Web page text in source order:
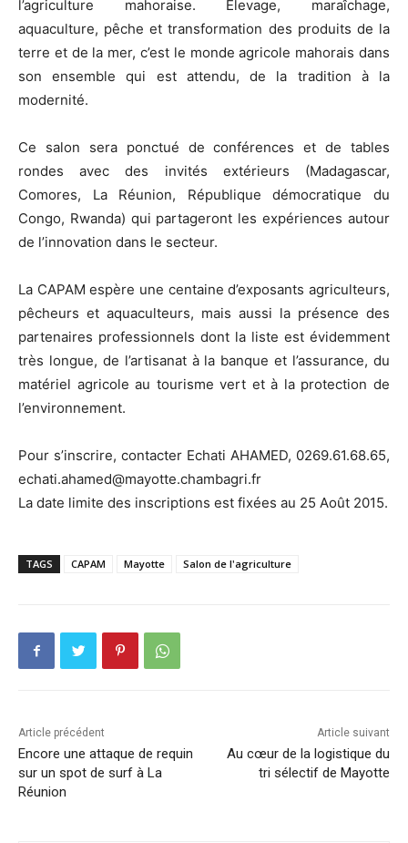
l’agriculture mahoraise. Elevage, maraîchage,
aquaculture, pêche et transformation des produits de la
terre et de la mer, c’est le monde agricole mahorais dans
son ensemble qui est attendu, de la tradition à la
modernité.
Ce salon sera ponctué de conférences et de tables
rondes avec des invités extérieurs (Madagascar,
Comores, La Réunion, République démocratique du
Congo, Rwanda) qui partageront les expériences autour
de l’innovation dans le secteur.
La CAPAM espère une centaine d’exposants agriculteurs,
pêcheurs et aquaculteurs, mais aussi la présence des
partenaires professionnels dont la liste est évidemment
très longue, de l’artisanat à la banque et l’assurance, du
matériel agricole au tourisme vert et à la protection de
l’environnement.
Pour s’inscrire, contacter Echati AHAMED, 0269.61.68.65,
echati.ahamed@mayotte.chambagri.fr
La date limite des inscriptions est fixées au 25 Août 2015.
TAGS CAPAM Mayotte Salon de l'agriculture
Article précédent
Encore une attaque de requin
sur un spot de surf à La
Réunion
Article suivant
Au cœur de la logistique du
tri sélectif de Mayotte